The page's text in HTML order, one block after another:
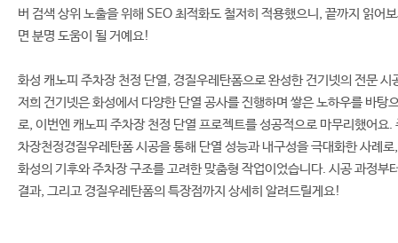
버 검색 상위 노출을 위해 SEO 최적화도 철저히 적용했으니, 끝까지 읽어
면 분명 도움이 될 거예요!
화성 캐노피 주차장 천정 단열, 경질우레탄폼으로 완성한 건기넷의 전문 시
저희 건기넷은 화성에서 다양한 단열 공사를 진행하며 쌓은 노하우를 바탕
로, 이번엔 캐노피 주차장 천정 단열 프로젝트를 성공적으로 마무리했어요.
차장천정경질우레탄폼 시공을 통해 단열 성능과 내구성을 극대화한 사례로,
화성의 기후와 주차장 구조를 고려한 맞춤형 작업이었습니다. 시공 과정부
결과, 그리고 경질우레탄폼의 특장점까지 상세히 알려드릴게요!